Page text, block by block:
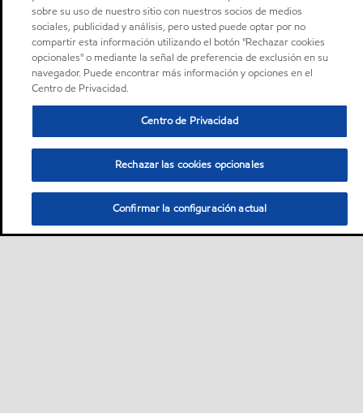
sobre su uso de nuestro sitio con nuestros socios de medios
sociales, publicidad y análisis, pero usted puede optar por no
compartir esta información utilizando el botón "Rechazar cookies
opcionales" o mediante la señal de preferencia de exclusión en su
navegador. Puede encontrar más información y opciones en el
Centro de Privacidad.
Centro de Privacidad
Rechazar las cookies opcionales
Confirmar la configuración actual